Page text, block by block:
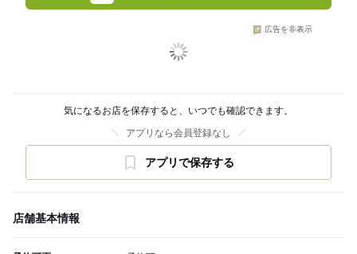
広告を非表示
気になるお店を保存すると、いつでも確認できます。
アプリなら会員登録なし
アプリで保存する
店舗基本情報